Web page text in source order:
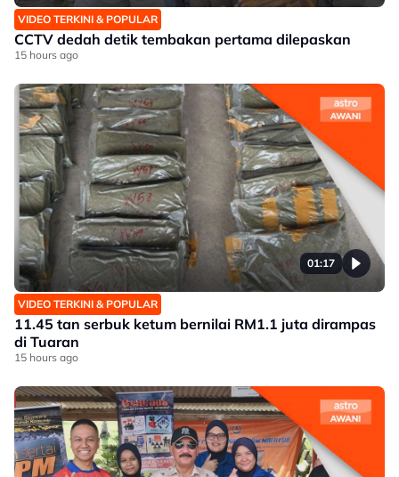
VIDEO TERKINI & POPULAR
CCTV dedah detik tembakan pertama dilepaskan
15 hours ago
01:17
VIDEO TERKINI & POPULAR
11.45 tan serbuk ketum bernilai RM1.1 juta dirampas
di Tuaran
15 hours ago